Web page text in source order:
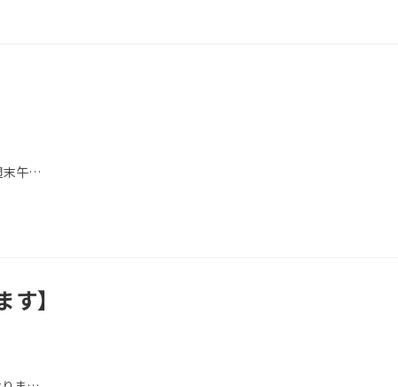
末午…
】